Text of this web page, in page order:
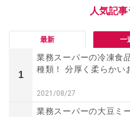
最新 一
1
業務スーパーの冷凍食
種類！ 分厚く柔らかい
2021/08/27
業務スーパーの大豆ミ